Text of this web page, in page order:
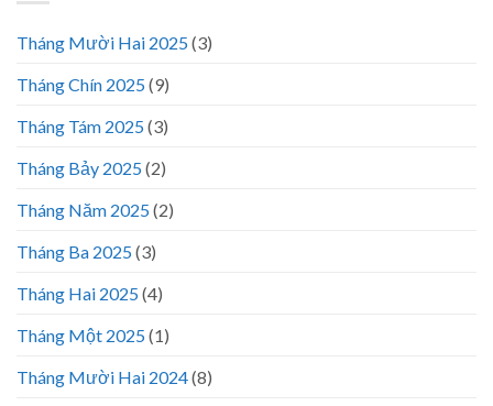
Tháng Mười Hai 2025(3)
Tháng Chín 2025(9)
Tháng Tám 2025(3)
Tháng Bảy 2025(2)
Tháng Năm 2025(2)
Tháng Ba 2025(3)
Tháng Hai 2025(4)
Tháng Một 2025(1)
Tháng Mười Hai 2024(8)